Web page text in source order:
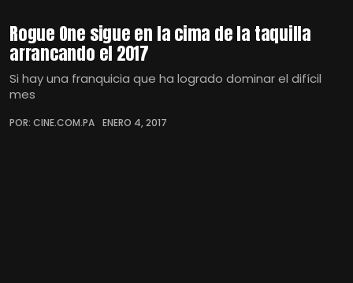
Rogue One sigue en la cima de la taquilla
arrancando el 2017
Si hay una franquicia que ha logrado dominar el difícil
mes
POR: CINE.COM.PA ENERO 4, 2017